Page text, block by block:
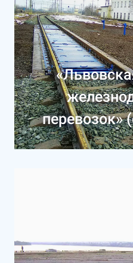
перевозок»